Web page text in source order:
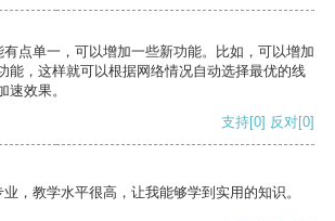
点单一，可以增加一些新功能。比如，可以增加
能，这样就可以根据网络情况自动选择最优的线
速效果。
支持[0] 反对[0]
，教学水平很高，让我能够学到实用的知识。